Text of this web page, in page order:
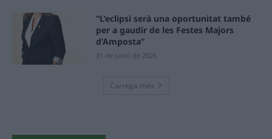
“L’eclipsi serà una oportunitat també
per a gaudir de les Festes Majors
d’Amposta”
31 de juliol de 2026
Carrega més